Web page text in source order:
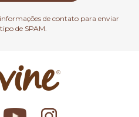
de contato para enviar
de SPAM.